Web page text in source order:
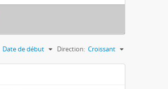
Date de début Direction: Croissant